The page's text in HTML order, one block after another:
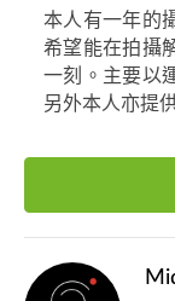
本人有一年的
希望能在拍攝
一刻。主要以
另外本人亦提